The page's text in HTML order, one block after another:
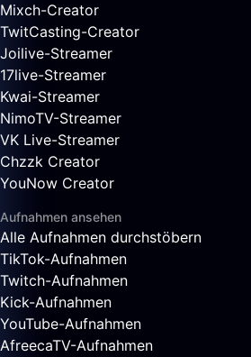
Mixch-Creator
TwitCasting-Creator
Joilive-Streamer
17live-Streamer
Kwai-Streamer
NimoTV-Streamer
VK Live-Streamer
Chzzk Creator
YouNow Creator
Aufnahmen ansehen
Alle Aufnahmen durchstöbern
TikTok-Aufnahmen
Twitch-Aufnahmen
Kick-Aufnahmen
YouTube-Aufnahmen
AfreecaTV-Aufnahmen